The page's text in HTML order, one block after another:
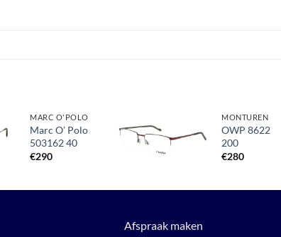
MARC O'POLO
Marc O’ Polo
503162 40
€290
Toevoegen
MONTUREN
OWP 8622
200
€280
Afspraak maken